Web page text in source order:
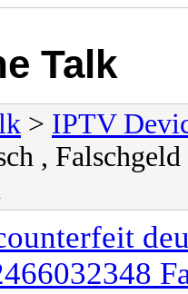
Talk
> IPTV
,